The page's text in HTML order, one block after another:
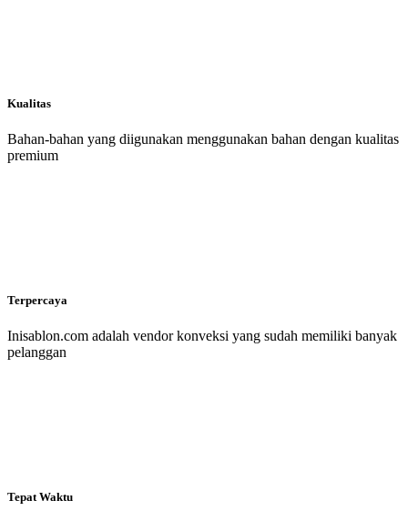
Kualitas
Bahan-bahan yang diigunakan menggunakan bahan dengan kualitas
premium
Terpercaya
Inisablon.com adalah vendor konveksi yang sudah memiliki banyak
pelanggan
Tepat Waktu